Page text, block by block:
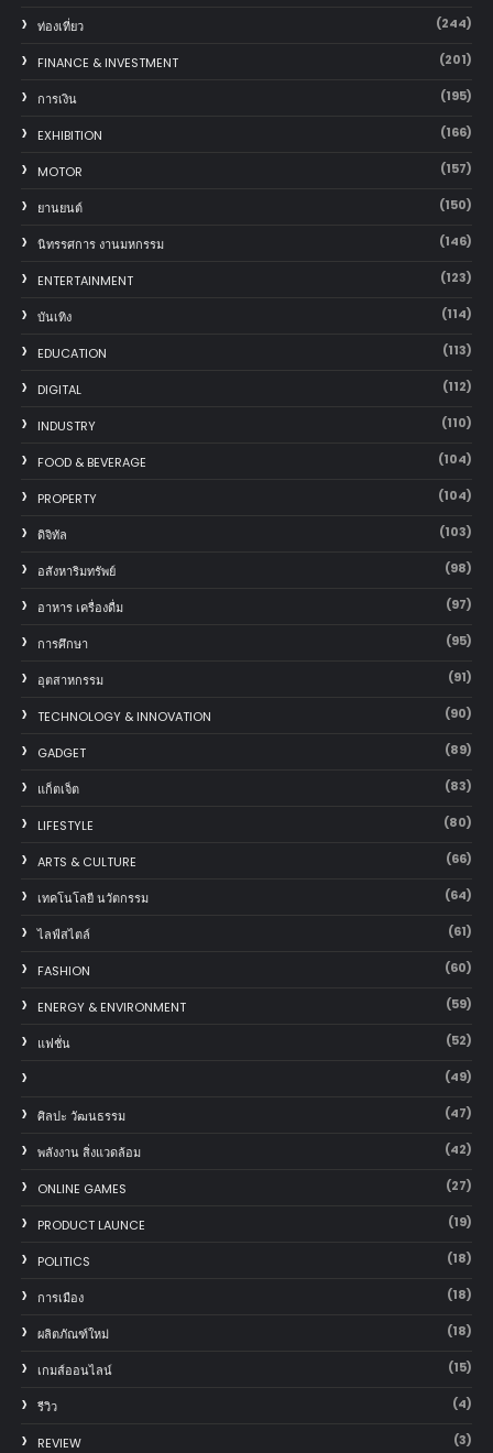
ท่องเที่ยว (244)
FINANCE & INVESTMENT (201)
การเงิน (195)
EXHIBITION (166)
MOTOR (157)
‎ยานยนต์‎ (150)
นิทรรศการ งานมหกรรม (146)
ENTERTAINMENT (123)
บันเทิง (114)
EDUCATION (113)
DIGITAL (112)
INDUSTRY (110)
FOOD & BEVERAGE (104)
PROPERTY (104)
ดิจิทัล (103)
อสังหาริมทรัพย์ (98)
อาหาร เครื่องดื่ม (97)
การศึกษา (95)
อุตสาหกรรม (91)
TECHNOLOGY & INNOVATION (90)
GADGET (89)
แก็ตเจ็ต (83)
LIFESTYLE (80)
ARTS & CULTURE (66)
เทคโนโลยี นวัตกรรม (64)
ไลฟ์สไตล์ (61)
FASHION (60)
ENERGY & ENVIRONMENT (59)
แฟชั่น (52)
(49)
ศิลปะ วัฒนธรรม (47)
พลังงาน สิ่งแวดล้อม (42)
ONLINE GAMES (27)
PRODUCT LAUNCE (19)
POLITICS (18)
การเมือง (18)
ผลิตภัณฑ์ใหม่ (18)
เกมส์ออนไลน์ (15)
รีวิว (4)
REVIEW (3)